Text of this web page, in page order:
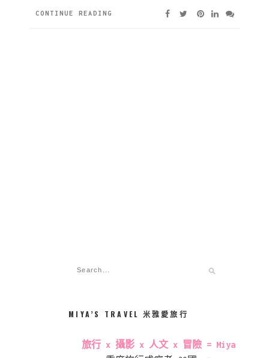
CONTINUE READING
MIYA’S TRAVEL 米雅愛旅行
旅行 x 攝影 x 人文 x 冒險 = Miya